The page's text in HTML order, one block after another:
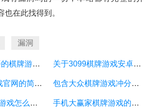
也在此找得到。
漏洞
包含比较公平的棋牌游戏的词条 关于3099棋牌游戏安卓的信息
1918棋牌游戏官网的简单介绍 包含大众棋牌游戏冲分工具的词条
包含850棋牌游戏怎么下分的词条 手机大赢家棋牌游戏的简单介绍